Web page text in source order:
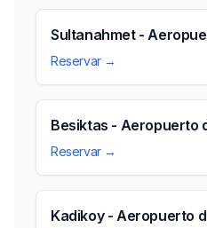
Sultanahmet -
Reservar →
Besiktas - Aeropuerto
Reservar →
Kadikoy - Aeropuerto